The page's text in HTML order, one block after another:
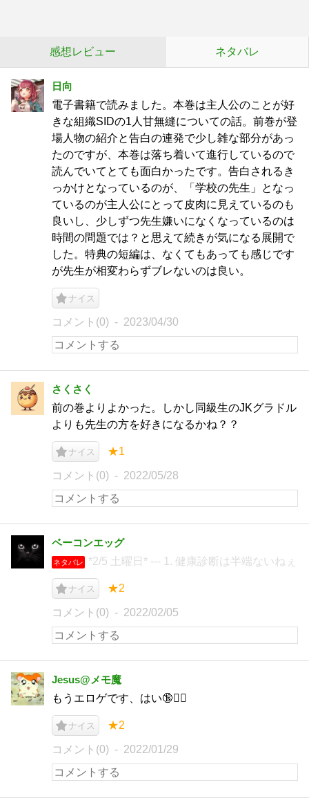
感想レビュー ネタバレ
日向
電子書籍で読みました。本巻は主人公のことが好
きな組織SIDの1人甘無縫についての話。前巻が登
場人物の紹介と告白の連発で少し雑な部分があっ
たのですが、本巻は落ち着いて進行しているので
読んでいてとても面白かったです。告白されるき
っかけとなっているのが、「学校の先生」となっ
ているのが主人公にとって皮肉に見えているのも
良いし、少しずつ先生嫌いになくなっているのは
時間の問題では？と思えて続きが気になる展開で
した。特典の短編は、なくてもあっても感じです
が先生が相変わらずブレないのは良い。
ナイス
コメント(0) 2023/04/30
さくさく
前の巻よりよかった。しかし同級生のJKグラドル
よりも先生の方を好きになるかね？？
ナイス ★1
コメント(0) 2022/05/28
ベーコンエッグ
ネタバレ *2/5 土曜日* --- 1. 健康診断は半端ないねぇ
ナイス ★2
コメント(0) 2022/02/05
Jesus@メモ魔
もうエロゲです、はい🔞👯‍♀️
ナイス ★2
コメント(0) 2022/01/29